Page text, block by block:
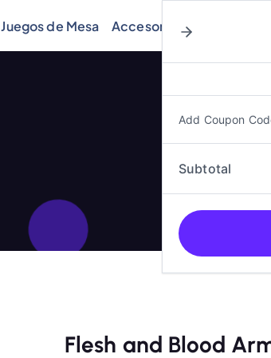
Juegos de Mesa Accesorios
Flesh and Blood
Add Coupon
Subtotal